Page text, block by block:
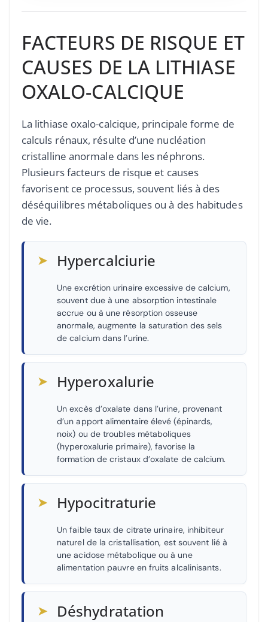
FACTEURS DE RISQUE ET
CAUSES DE LA LITHIASE
OXALO-CALCIQUE
La lithiase oxalo-calcique, principale forme de
calculs rénaux, résulte d’une nucléation
cristalline anormale dans les néphrons.
Plusieurs facteurs de risque et causes
favorisent ce processus, souvent liés à des
déséquilibres métaboliques ou à des habitudes
de vie.
➤ Hypercalciurie
Une excrétion urinaire excessive de calcium,
souvent due à une absorption intestinale
accrue ou à une résorption osseuse
anormale, augmente la saturation des sels
de calcium dans l’urine.
➤ Hyperoxalurie
Un excès d’oxalate dans l’urine, provenant
d’un apport alimentaire élevé (épinards,
noix) ou de troubles métaboliques
(hyperoxalurie primaire), favorise la
formation de cristaux d’oxalate de calcium.
➤ Hypocitraturie
Un faible taux de citrate urinaire, inhibiteur
naturel de la cristallisation, est souvent lié à
une acidose métabolique ou à une
alimentation pauvre en fruits alcalinisants.
➤ Déshydratation